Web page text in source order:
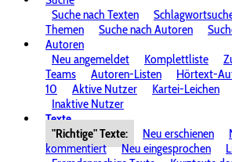
Suche nach Texten
Themen
Suche nach Autoren
Autoren
Neu angemeldet
Komplettliste
Teams
Autoren-Listen Hörtext-
10
Aktive Nutzer Kartei-Leichen
Inaktive Nutzer
Texte
"Richtige" Texte:
Neu erschienen
kommentiert
Neu eingesprochen